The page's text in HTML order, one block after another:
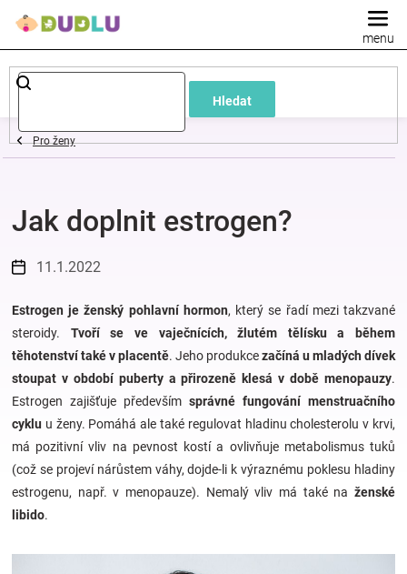
Hledat
Dětské
a
oblečení
Pokojíček
a
kojenecká
výbava
Hračky
a
Pro ženy
Jak doplnit estrogen?
11.1.2022
Estrogen je ženský pohlavní hormon, který se řadí mezi takzvané
steroidy. Tvoří se ve vaječnících, žlutém tělísku a během
těhotenství také v placentě. Jeho produkcezačíná u mladých dívek
stoupat v období puberty a přirozeně klesá v době menopauzy.
Estrogen zajišťuje především správné fungování menstruačního
cyklu u ženy. Pomáhá ale také regulovat hladinu cholesterolu v krvi,
má pozitivní vliv na pevnost kostí a ovlivňuje metabolismus tuků
(což se projeví nárůstem váhy, dojde-li k výraznému poklesu hladiny
estrogenu, např. v menopauze). Nemalý vliv má také na ženské
libido.